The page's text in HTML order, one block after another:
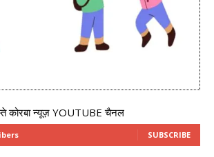
कोरबा न्यूज़ YOUTUBE चैनल
SUBSCRIBE